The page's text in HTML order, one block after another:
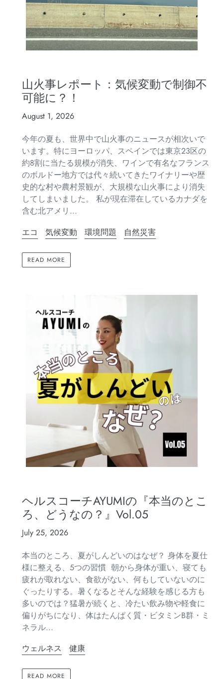
山火事レポート：気候変動で制御不
可能に？！
August 1, 2026
今年の夏も、世界中で山火事のニュースが相次いで
います。特にヨーロッパ、スペインでは東京23区の
約8割に当たる規模が消失、ワインで有名なフランス
のボルドー地方では代々続いてきたワイナリーや歴
史的な村や農村景観が、大規模な山火事により消失
してしまいました。 私が現在滞在しているカナダを
含む北アメリ...
エコ
気候変動 環境問題 自然災害
READ MORE
ヘルスコーチAYUMIの『本当のとこ
ろ、どうなの？』Vol.05
July 25, 2026
本当のところ、夏がしんどいのはなぜ？ 身体を夏仕
様に整える、5つの習慣 朝から身体が重い、寝ても
疲れが取れない、食欲がない、何もしていないのに
ぐったりする。暑くなるとそんな経験を感じる方も
多いのでは？猛暑が続くと、冷たい飲み物や軽食に
偏りがちになり、体はたんぱく質・ビタミンB群・ミ
ネラル...
ウェルネス
健康
READ MORE